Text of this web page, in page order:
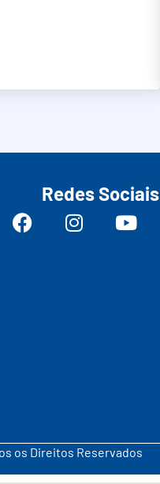
Redes Sociais
os Direitos Reservados